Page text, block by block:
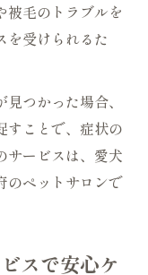
被毛のトラブルを
を受けられるた
つかった場合、
すことで、症状の
サービスは、愛犬
のペットサロンで
スで安心ケ